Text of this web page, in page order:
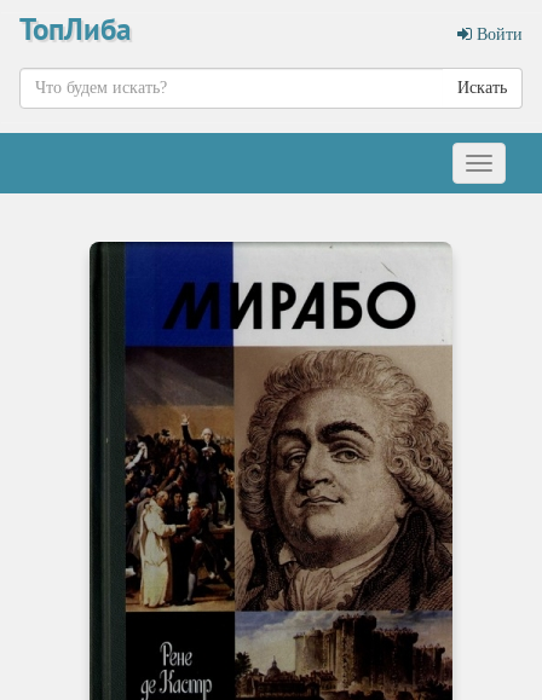
ТопЛиба Войти
Искать
Меню